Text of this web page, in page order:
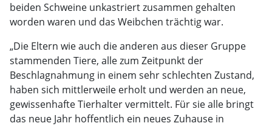
beiden Schweine unkastriert zusammen gehalten
worden waren und das Weibchen trächtig war.
„Die Eltern wie auch die anderen aus dieser Gruppe
stammenden Tiere, alle zum Zeitpunkt der
Beschlagnahmung in einem sehr schlechten Zustand,
haben sich mittlerweile erholt und werden an neue,
gewissenhafte Tierhalter vermittelt. Für sie alle bringt
das neue Jahr hoffentlich ein neues Zuhause in